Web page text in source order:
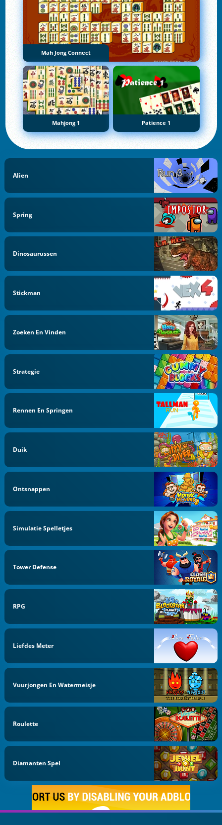
Mah Jong Connect
Mahjong 1 Patience 1
Alien
Spring
Dinosaurussen
Stickman
Zoeken En Vinden
Strategie
Rennen En Springen
Duik
Ontsnappen
Simulatie Spelletjes
Tower Defense
RPG
Liefdes Meter
Vuurjongen En Watermeisje
Roulette
Diamanten Spel